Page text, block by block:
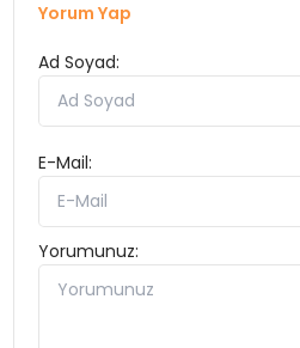
Yorum Yap
Ad Soyad:
E-Mail:
Yorumunuz: